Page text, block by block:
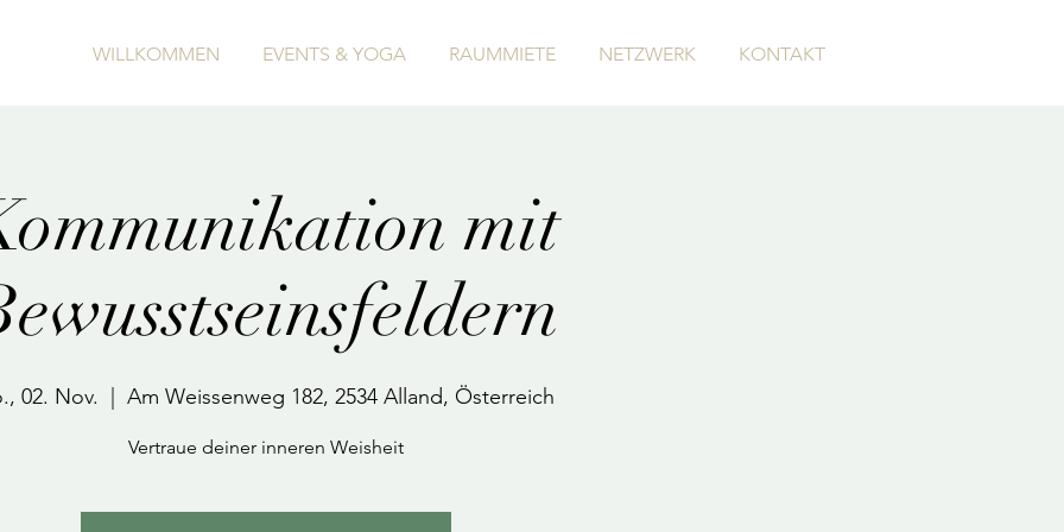
WILLKOMMEN EVENTS & YOGA RAUMMIETE NETZWERK KONTAKT
mit
02. Nov. Am Weissenweg 182, 2534 Alland, Österreich
Vertraue deiner inneren Weisheit